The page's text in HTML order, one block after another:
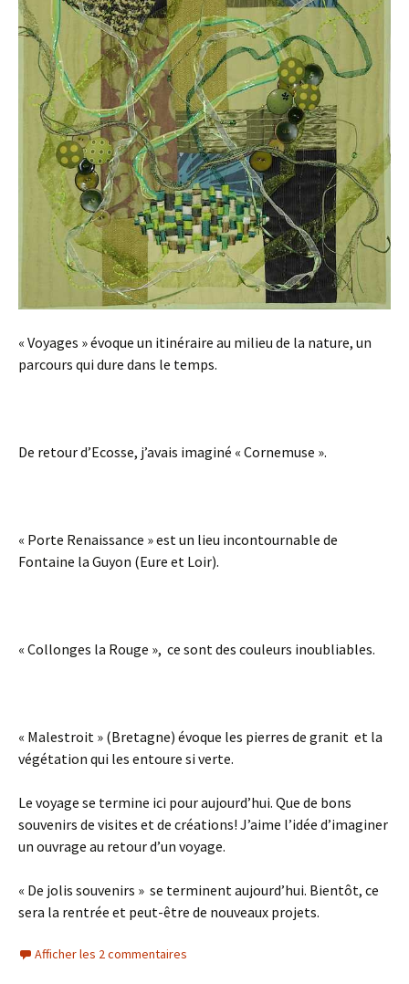
« Voyages » évoque un itinéraire au milieu de la nature, un
parcours qui dure dans le temps.
De retour d’Ecosse, j’avais imaginé « Cornemuse ».
« Porte Renaissance » est un lieu incontournable de
Fontaine la Guyon (Eure et Loir).
« Collonges la Rouge », ce sont des couleurs inoubliables.
« Malestroit » (Bretagne) évoque les pierres de granit et la
végétation qui les entoure si verte.
Le voyage se termine ici pour aujourd’hui. Que de bons
souvenirs de visites et de créations! J’aime l’idée d’imaginer
un ouvrage au retour d’un voyage.
« De jolis souvenirs » se terminent aujourd’hui. Bientôt, ce
sera la rentrée et peut-être de nouveaux projets.
Afficher les 2 commentaires